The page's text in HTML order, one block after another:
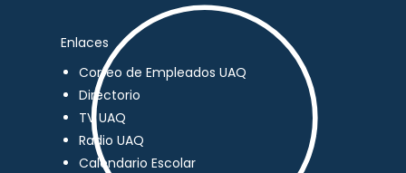
Enlaces
Correo de Empleados UAQ
Directorio
TV UAQ
Radio UAQ
Calendario Escolar